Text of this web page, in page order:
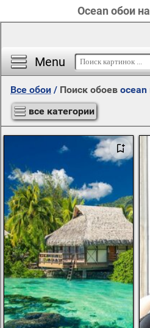
Ocean обои
Menu
Все обои / Поиск обоев ocean
все категории